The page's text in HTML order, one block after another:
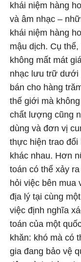
khái niệm hàng
và âm nhạc –
khái niệm hàng
mậu dịch. Cụ
không mất mát
nhạc lưu trữ dưới
bán cho hàng
thế giới mà
chất lượng cũng
dùng và đơn vị
thực hiện trao
khác nhau. Hơn
toán có thể xảy
hỏi việc bên mua
địa lý tại cùng
việc định nghĩa
toán của một
khăn: khó mà có
gia đang bảo vệ